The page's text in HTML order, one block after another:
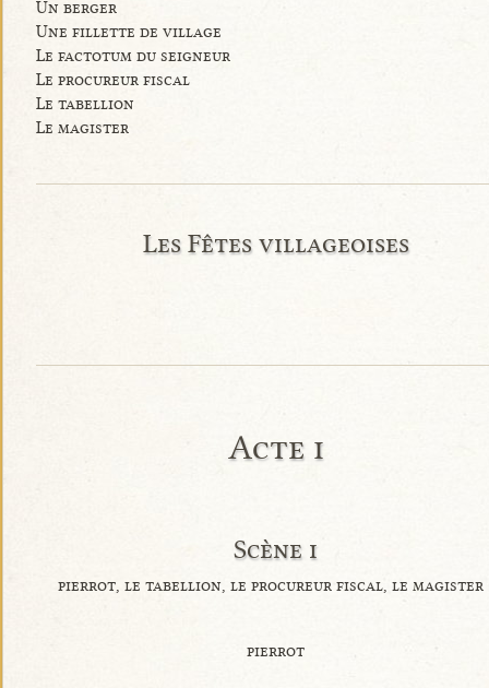
Un berger
Une fillette de village
Le factotum du seigneur
Le procureur fiscal
Le tabellion
Le magister
Les Fêtes villageoises
Acte i
Scène i
pierrot, le tabellion, le procureur fiscal, le magister
pierrot